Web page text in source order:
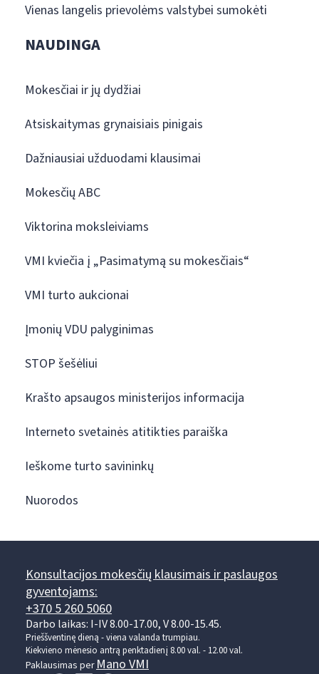
Vienas langelis prievolėms valstybei sumokėti
NAUDINGA
Mokesčiai ir jų dydžiai
Atsiskaitymas grynaisiais pinigais
Dažniausiai užduodami klausimai
Mokesčių ABC
Viktorina moksleiviams
VMI kviečia į „Pasimatymą su mokesčiais“
VMI turto aukcionai
Įmonių VDU palyginimas
STOP šešėliui
Krašto apsaugos ministerijos informacija
Interneto svetainės atitikties paraiška
Ieškome turto savininkų
Nuorodos
Konsultacijos mokesčių klausimais ir paslaugos
gyventojams:
+370 5 260 5060
Darbo laikas: I-IV 8.00-17.00, V 8.00-15.45.
Prieššventinę dieną - viena valanda trumpiau.
Kiekvieno mėnesio antrą penktadienį 8.00 val. - 12.00 val.
Paklausimas per Mano VMI